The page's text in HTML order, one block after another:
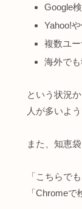
Google
Yahoo!
複数ユ
海外で
という状況
人が多いよう
また、知恵袋
「こちらで
「Chromeで